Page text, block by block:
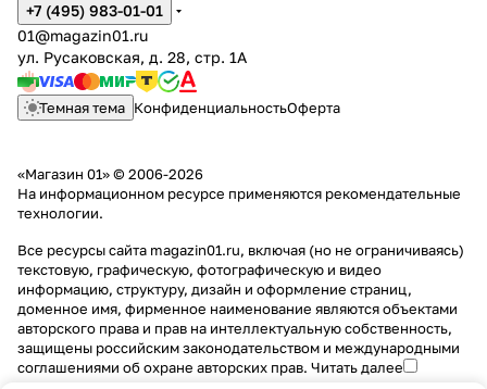
+7 (495) 983-01-01
01@magazin01.ru
ул. Русаковская, д. 28, стр. 1А
Темная тема КонфиденциальностьОферта
«Магазин 01» © 2006-2026
На информационном ресурсе применяются рекомендательные
технологии.
Все ресурсы сайта magazin01.ru, включая (но не ограничиваясь)
текстовую, графическую, фотографическую и видео
информацию, структуру, дизайн и оформление страниц,
доменное имя, фирменное наименование являются объектами
авторского права и прав на интеллектуальную собственность,
защищены российским законодательством и международными
соглашениями об охране авторских прав. Читать далее